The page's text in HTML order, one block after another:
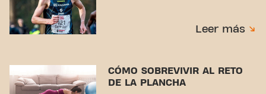
Leer más
CÓMO SOBREVIVIR AL RETO
DE LA PLANCHA